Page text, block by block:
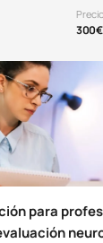
300€
para